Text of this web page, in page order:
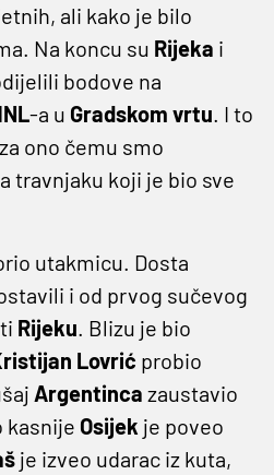
ali kako je bilo
Na koncu su Rijeka i
bodove na
-a u Gradskom vrtu. I to
ono čemu smo
travnjaku koji je bio sve
utakmicu. Dosta
i od prvog sučevog
Rijeku. Blizu je bio
Lovrić probio
Argentinca zaustavio
kasnije Osijek je poveo
je izveo udarac iz kuta,